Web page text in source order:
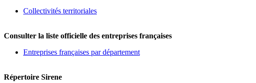
Collectivités territoriales
Consulter la liste officielle des entreprises françaises
Entreprises françaises par département
Répertoire Sirene